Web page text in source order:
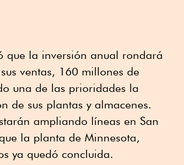
que la inversión anual rondará
ventas, 160 millones de
una de las prioridades la
de sus plantas y almacenes.
ampliando líneas en San
la planta de Minnesota,
ya quedó concluida.